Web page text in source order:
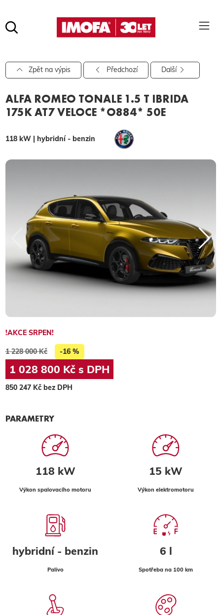
hledat
Pro vyhledávání zadejte alespoň 3 znaky.
Zpět na výpis Předchozí Další
ALFA ROMEO TONALE 1.5 T IBRIDA
175K AT7 VELOCE *O884* 50E
118 kW | hybridní - benzin
!AKCE SRPEN!
1 228 000 Kč -16 %
1 028 800 Kč s DPH
850 247 Kč bez DPH
PARAMETRY
118 kW
Výkon spalovacího motoru
15 kW
Výkon elektromotoru
hybridní - benzin
Palivo
6 l
Spotřeba na 100 km